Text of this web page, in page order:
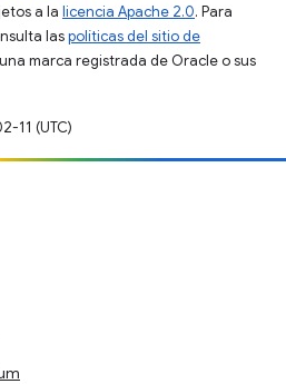
a la licencia Apache 2.0. Para
laspolíticas del sitio de
marca registrada de Oracle o sus
11 (UTC)